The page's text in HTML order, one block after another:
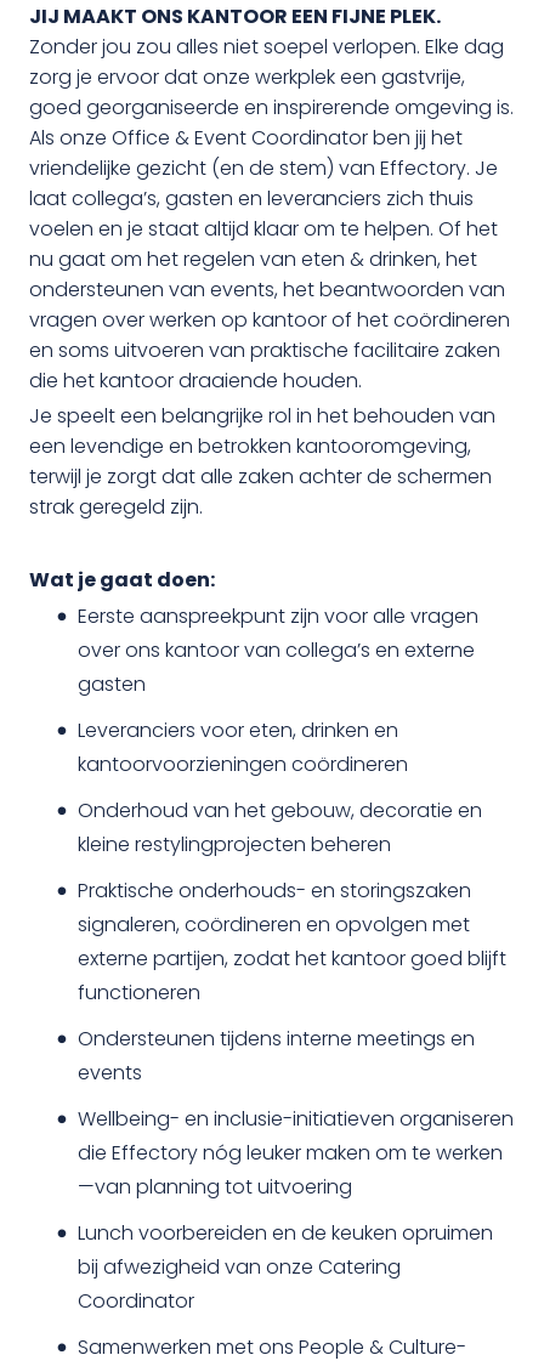
JIJ MAAKT ONS KANTOOR EEN FIJNE PLEK.
Zonder jou zou alles niet soepel verlopen. Elke dag
zorg je ervoor dat onze werkplek een gastvrije,
goed georganiseerde en inspirerende omgeving is.
Als onze Office & Event Coordinator ben jij het
vriendelijke gezicht (en de stem) van Effectory. Je
laat collega’s, gasten en leveranciers zich thuis
voelen en je staat altijd klaar om te helpen. Of het
nu gaat om het regelen van eten & drinken, het
ondersteunen van events, het beantwoorden van
vragen over werken op kantoor of het coördineren
en soms uitvoeren van praktische facilitaire zaken
die het kantoor draaiende houden.
Je speelt een belangrijke rol in het behouden van
een levendige en betrokken kantooromgeving,
terwijl je zorgt dat alle zaken achter de schermen
strak geregeld zijn.
Wat je gaat doen:
Eerste aanspreekpunt zijn voor alle vragen
over ons kantoor van collega’s en externe
gasten
Leveranciers voor eten, drinken en
kantoorvoorzieningen coördineren
Onderhoud van het gebouw, decoratie en
kleine restylingprojecten beheren
Praktische onderhouds- en storingszaken
signaleren, coördineren en opvolgen met
externe partijen, zodat het kantoor goed blijft
functioneren
Ondersteunen tijdens interne meetings en
events
Wellbeing- en inclusie-initiatieven organiseren
die Effectory nóg leuker maken om te werken
—van planning tot uitvoering
Lunch voorbereiden en de keuken opruimen
bij afwezigheid van onze Catering
Coordinator
Samenwerken met ons People & Culture-